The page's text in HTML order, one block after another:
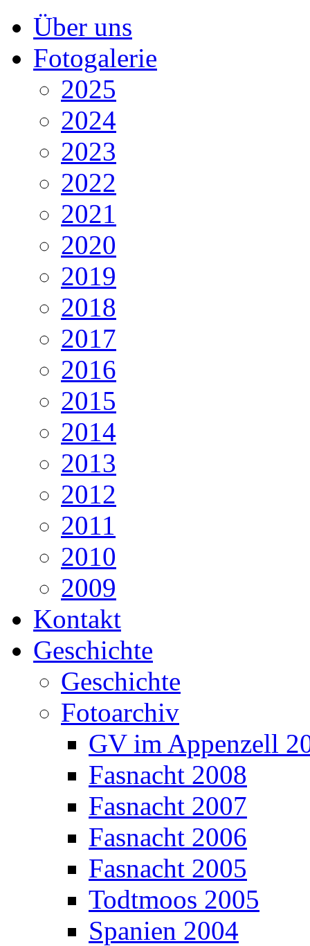
Über uns
Fotogalerie
2025
2024
2023
2022
2021
2020
2019
2018
2017
2016
2015
2014
2013
2012
2011
2010
2009
Kontakt
Geschichte
Geschichte
Fotoarchiv
GV im Appenzell
Fasnacht 2008
Fasnacht 2007
Fasnacht 2006
Fasnacht 2005
Todtmoos 2005
Spanien 2004